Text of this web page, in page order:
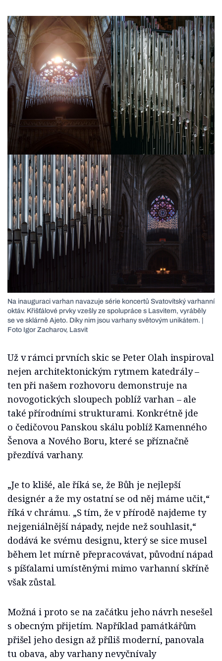
Na inauguraci varhan navazuje série koncertů Svatovítský varhanní
oktáv. Křišťálové prvky vzešly ze spolupráce s Lasvitem, vyráběly
se ve sklárně Ajeto. Díky nim jsou varhany světovým unikátem. |
Foto Igor Zacharov, Lasvit
Už v rámci prvních skic se Peter Olah inspiroval
nejen architektonickým rytmem katedrály –
ten při našem rozhovoru demonstruje na
novogotických sloupech poblíž varhan – ale
také přírodními strukturami. Konkrétně jde
o čedičovou Panskou skálu poblíž Kamenného
Šenova a Nového Boru, které se příznačně
přezdívá varhany.
„Je to klišé, ale říká se, že Bůh je nejlepší
designér a že my ostatní se od něj máme učit,“
říká v chrámu. „S tím, že v přírodě najdeme ty
nejgeniálnější nápady, nejde než souhlasit,“
dodává ke svému designu, který se sice musel
během let mírně přepracovávat, původní nápad
s píšťalami umístěnými mimo varhanní skříně
však zůstal.
Možná i proto se na začátku jeho návrh nesešel
s obecným přijetím. Například památkářům
přišel jeho design až příliš moderní, panovala
tu obava, aby varhany nevyčnívaly